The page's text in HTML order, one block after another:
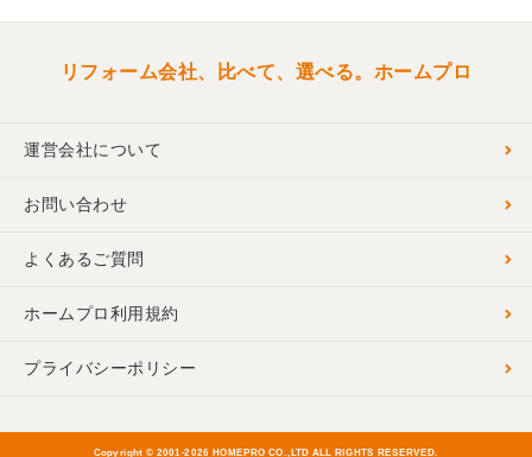
リフォーム会社、比べて、選べる。ホームプロ
運営会社について
お問い合わせ
よくあるご質問
ホームプロ利用規約
プライバシーポリシー
Copyright © 2001-2026 HOMEPRO CO.,LTD ALL RIGHTS RESERVED.